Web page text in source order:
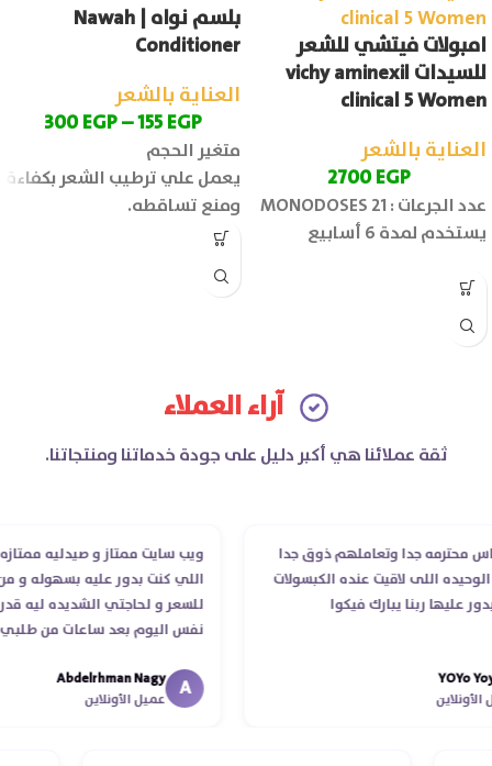
امبولات فيتشي للشعر
للسيدات vichy aminexil
clinical 5 Women
العناية بالشعر
2700EGP
عدد الجرعات : 21 MONODOSES
يستخدم لمدة 6 أسابيع
بلسم نواه | Nawah
Conditioner
العناية بالشعر
155EGP
–
300EGP
متغير الحجم
يعمل علي ترطيب الشعر بكفاءة
ومنع تساقطه.
آراء العملاء
ثقة عملائنا هي أكبر دليل على جودة خدماتنا ومنتجاتنا.
جدا وتعاملهم ذوق جدا
اللى لاقيت عنده الكبسولات
ربنا يبارك فيكوا
ويب سايت ممتاز و صيدليه ممتازه
اللي كنت بدور عليه بسهوله و من
للسعر و لحاجتي الشديده ليه قدر
نفس اليوم بعد ساعات من طلبي و
انتهاء موعد عمله ..فضل يتابع معايا
استلمت ..شكرا جزيلا ليكم
Abdelrhman Nagy
عميل الأونلاين